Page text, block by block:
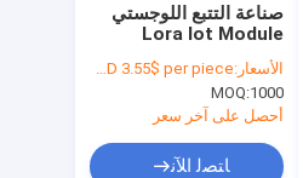
صناعة التتبع اللوجستي
Lora Iot Module
Cansec 20dbm
Lr1278na-G Sx1278
الأسعار:USD 3.55$ per piece
MOQ:1000
أحصل على آخر سعر
ﺎﺘﺼﻟ ﺍﻶﻧ